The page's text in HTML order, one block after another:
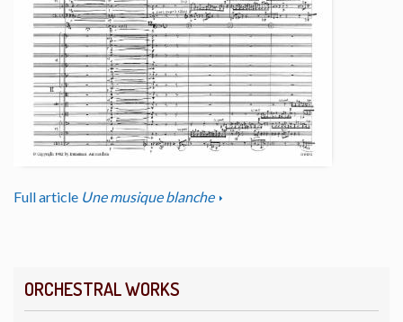
ORCHESTRAL WORKS
Full article Une musique blanche